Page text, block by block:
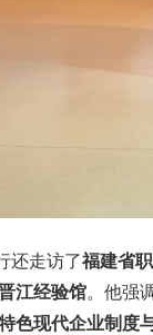
走访了福建省
江经验馆。他强
色现代企业制度